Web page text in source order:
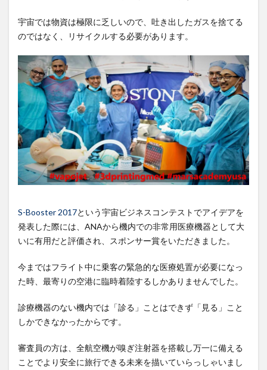
宇宙では物資は極限に乏しいので、吐き出したガスを捨てる
のではなく、リサイクルする必要があります。
S-Booster 2017という宇宙ビジネスコンテストでアイデアを
発表した際には、ANAから機内での非常用医療機器として大
いに有用だと評価され、スポンサー賞をいただきました。
今まではフライト中に乗客の緊急的な医療処置が必要になっ
た時、最寄りの空港に臨時着陸するしかありませんでした。
診療機器のない機内では「診る」ことはできず「見る」こと
しかできなかったからです。
審査員の方は、全航空機が嗅ぎ注射器を搭載し万一に備える
ことでより安全に旅行できる未来を描いていらっしゃいまし